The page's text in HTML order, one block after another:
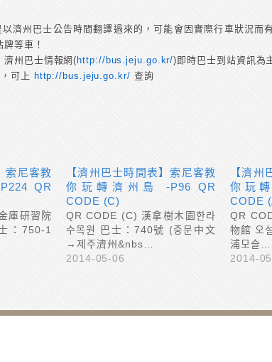
濟州巴士公告時間翻譯過來的，可能會因實際行車狀況而
等車！
濟州巴士情報網(http://bus.jeju.go.kr/)即時巴士到站資訊為
可上 http://bus.jeju.go.kr/ 查詢
索尼客教
QR
庫研習院
：750-1
【濟州巴士時間表】索尼客教
你玩轉濟州島 -P96 QR
CODE (C)
QR CODE (C) 漢拿樹木園한라
수목원 巴士：740號 (중문中文
→제주濟州&nbs…
2014-05-06
【濟州
你玩
CODE
QR
物館 오
浦모슬…
2014-